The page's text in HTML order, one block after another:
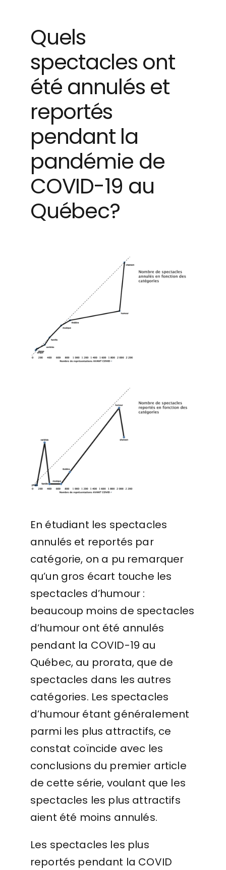
Quels
spectacles ont
été annulés et
reportés
pendant la
pandémie de
COVID-19 au
Québec?
En étudiant les spectacles
annulés et reportés par
catégorie, on a pu remarquer
qu’un gros écart touche les
spectacles d’humour :
beaucoup moins de spectacles
d’humour ont été annulés
pendant la COVID-19 au
Québec, au prorata, que de
spectacles dans les autres
catégories. Les spectacles
d’humour étant généralement
parmi les plus attractifs, ce
constat coïncide avec les
conclusions du premier article
de cette série, voulant que les
spectacles les plus attractifs
aient été moins annulés.
Les spectacles les plus
reportés pendant la COVID